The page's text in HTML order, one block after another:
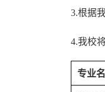
3.根据
4.我校
专业